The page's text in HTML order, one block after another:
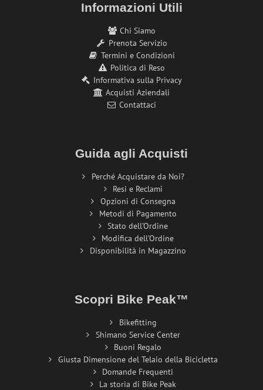
Informazioni Utili
Chi Siamo
Prenota Servizio
Termini e Condizioni
Politica di Reso
Informativa sulla Privacy
Acquisti Aziendali
Contattaci
Guida agli Acquisti
Perché Acquistare da Noi?
Resi e Reclami
Opzioni di Consegna
Metodi di Pagamento
Stato dell'Ordine
Modifica dell'Ordine
Disponibilità in Magazzino
Scopri Bike Peak™
Bikefitting
Shimano Service Center
Buoni Regalo
Giusta Dimensione del Telaio della Bicicletta
Domande Frequenti
La storia di Bike Peak